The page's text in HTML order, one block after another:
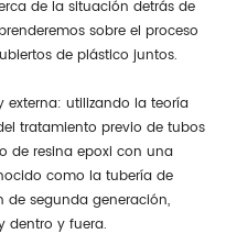
de la situación detrás de
sobre el proceso
de plástico juntos.
externa: utilizando la teoría
tratamiento previo de tubos
de resina epoxi con una
como la tubería de
segunda generación,
dentro y fuera.